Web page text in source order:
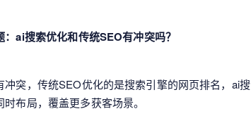
：ai搜索优化和传统SEO有冲突吗？
冲突，传统SEO优化的是搜索引擎的网页排名，ai
时布局，覆盖更多获客场景。